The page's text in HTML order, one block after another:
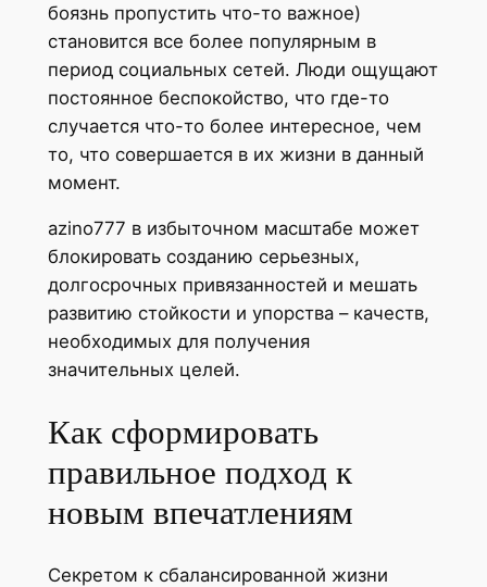
боязнь пропустить что-то важное)
становится все более популярным в
период социальных сетей. Люди ощущают
постоянное беспокойство, что где-то
случается что-то более интересное, чем
то, что совершается в их жизни в данный
момент.
azino777 в избыточном масштабе может
блокировать созданию серьезных,
долгосрочных привязанностей и мешать
развитию стойкости и упорства – качеств,
необходимых для получения
значительных целей.
Как сформировать
правильное подход к
новым впечатлениям
Секретом к сбалансированной жизни